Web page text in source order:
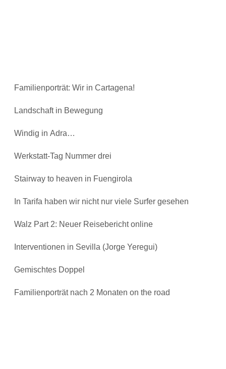
Familienporträt: Wir in Cartagena!
Landschaft in Bewegung
Windig in Adra…
Werkstatt-Tag Nummer drei
Stairway to heaven in Fuengirola
In Tarifa haben wir nicht nur viele Surfer gesehen
Walz Part 2: Neuer Reisebericht online
Interventionen in Sevilla (Jorge Yeregui)
Gemischtes Doppel
Familienporträt nach 2 Monaten on the road